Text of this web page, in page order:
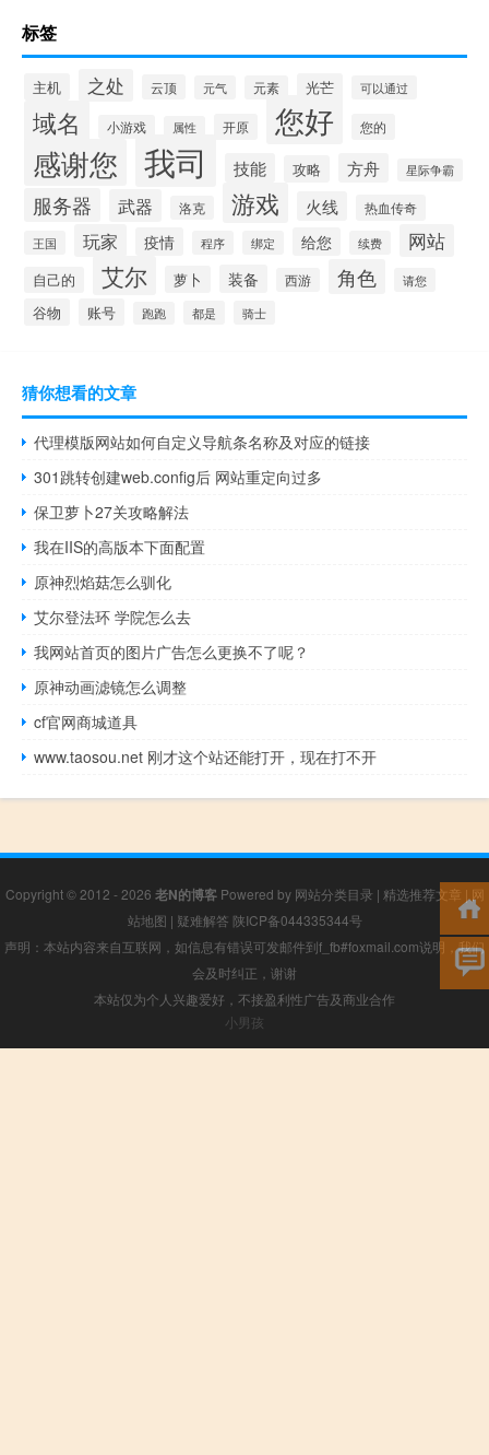
标签
主机 之处 云顶 元气 元素 光芒 可以通过
域名 小游戏 属性 开原 您好 您的
感谢您 我司 技能 攻略 方舟 星际争霸
服务器 武器 洛克 游戏 火线 热血传奇
王国 玩家 疫情 程序 绑定 给您 续费 网站
自己的 艾尔 萝卜 装备 西游 角色 请您
谷物 账号 跑跑 都是 骑士
猜你想看的文章
代理模版网站如何自定义导航条名称及对应的链接
301跳转创建web.config后 网站重定向过多
保卫萝卜27关攻略解法
我在IIS的高版本下面配置
原神烈焰菇怎么驯化
艾尔登法环 学院怎么去
我网站首页的图片广告怎么更换不了呢？
原神动画滤镜怎么调整
cf官网商城道具
www.taosou.net 刚才这个站还能打开，现在打不开
Copyright © 2012 - 2026 老N的博客Powered by 网站分类目录 | 精选推荐文章 |网
站地图 | 疑难解答 陕ICP备044335344号
声明：本站内容来自互联网，如信息有错误可发邮件到f_fb#foxmail.com说明，我们
会及时纠正，谢谢
本站仅为个人兴趣爱好，不接盈利性广告及商业合作
小男孩